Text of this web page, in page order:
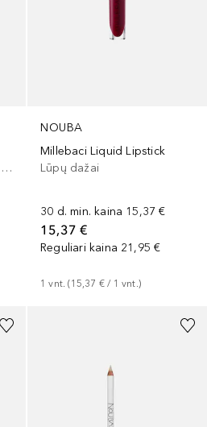
Skaistalai, Akių ir skruostų dažai, Lūpų ir skruostų dažai
NOUBA
Millebaci Liquid Lipstick
Lūpų dažai
30 d. min. kaina 15,37 €
15,37 €
Reguliari kaina 21,95 €
1 vnt. (15,37 € / 1 vnt.)